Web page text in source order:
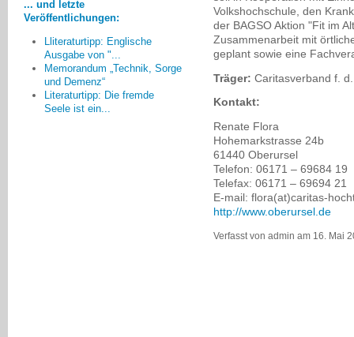
Volkshochschule, den
der BAGSO Aktion "Fit im
Zusammenarbeit mit
geplant sowie eine
Träger: Caritasverband f.
Kontakt:
Renate Flora
Hohemarkstrasse 24b
61440 Oberursel
Telefon: 06171 – 69684 19
Telefax: 06171 – 69694 21
E-mail: flora(at)caritas-
http://www.oberursel.de
Verfasst von admin am 16. Mai
... und letzte
Veröffentlichungen:
Lliteraturtipp: Englische
Ausgabe von "...
Memorandum „Technik, Sorge
und Demenz“
Literaturtipp: Die fremde
Seele ist ein...
und so wenig wie notwendig
Hauptamtliche.
Günter Niermann, Enger